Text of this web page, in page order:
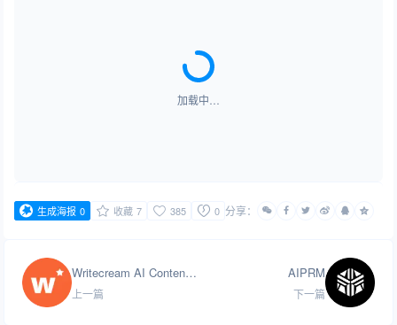
加载中…
生成海报 0 收藏 7 385 0 分享：
Writecream AI Content Detector
上一篇
AIPRM
下一篇